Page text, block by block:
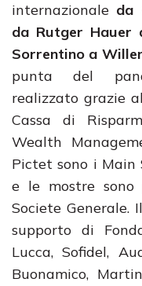
internazionale da
da Rutger Hauer
Sorrentino a
punta del
realizzato grazie
Cassa di
Wealth
Pictet sono i Main
e le mostre
Societe
supporto di
Lucca, Sofidel,
Buonamico,